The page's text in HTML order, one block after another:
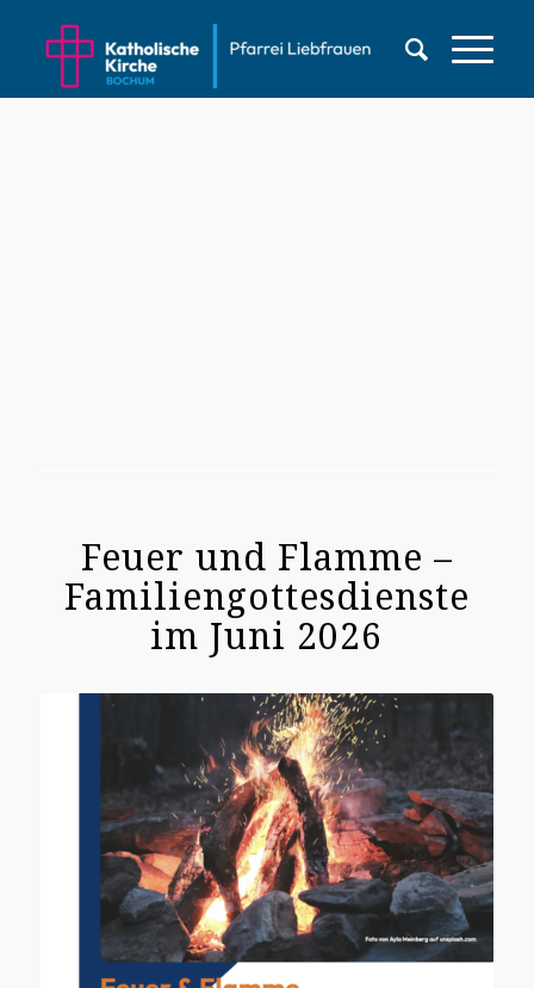
Feuer und Flamme –
Familiengottesdienste
im Juni 2026